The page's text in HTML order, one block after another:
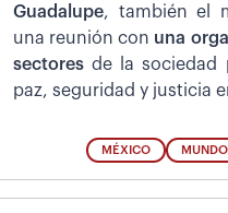
Guadalupe, también el
una reunión con una
sectoresde la sociedad
paz, seguridad y justicia
MÉXICO MUNDO